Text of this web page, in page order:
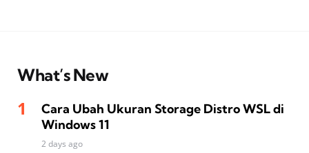
What’s New
Cara Ubah Ukuran Storage Distro WSL di
Windows 11
2 days ago